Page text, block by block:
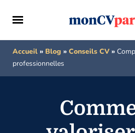
Accueil » Blog » Conseils CV »
professionnelles